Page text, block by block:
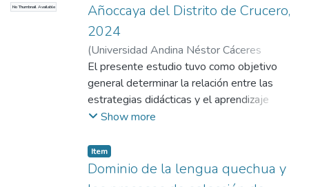
No Thumbnail Available
Añoccaya del Distrito de Crucero,
2024
(Universidad Andina Néstor Cáceres
Velásquez,2025)Ito Belizario, Yeney Irene
Mamani Mamani, Jesús;Universidad Andina
Néstor Cáceres Velásquez
El presente estudio tuvo como objetivo
general determinar la relación entre las
estrategias didácticas y el aprendizaje
significativo en los niños de la Institución
Crucero, 2024. El enfoque que se
desarrollo el estudio fue el cuantitativo, la
muestra fue compuesta por 12 niños, La
Show more
Item
Dominio de la lengua quechua y